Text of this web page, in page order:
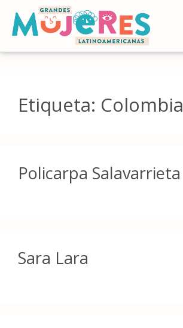
Etiqueta: Colombia
Policarpa Salavarrieta
Sara Lara